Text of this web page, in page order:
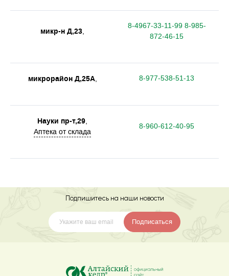
микр-н Д,23,
8-4967-33-11-99 8-985-
872-46-15
микрорайон Д,25А, 8-977-538-51-13
Науки пр-т,29,
Аптека от склада
8-960-612-40-95
Подпишитесь на наши новости
Подписаться